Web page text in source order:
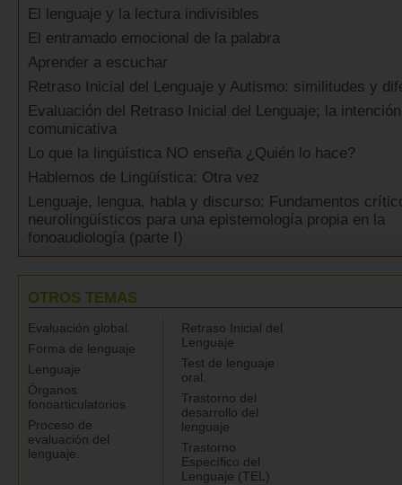
El lenguaje y la lectura indivisibles
El entramado emocional de la palabra
Aprender a escuchar
Retraso Inicial del Lenguaje y Autismo: similitudes y
Evaluación del Retraso Inicial del Lenguaje; la intención
comunicativa
Lo que la lingüística NO enseña ¿Quién lo hace?
Hablemos de Lingüística: Otra vez
Lenguaje, lengua, habla y discurso: Fundamentos
neurolingüísticos para una epistemología propia en la
fonoaudiología (parte I)
OTROS TEMAS
Evaluación global.
Forma de lenguaje
Lenguaje
Órganos
fonoarticulatorios
Proceso de
evaluación del
lenguaje.
Retraso Inicial del
Lenguaje
Test de lenguaje
oral.
Trastorno del
desarrollo del
lenguaje
Trastorno
Específico del
Lenguaje (TEL)